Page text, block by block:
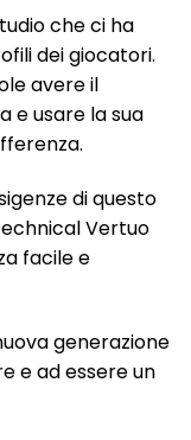
che ci ha
dei giocatori.
avere il
e usare la sua
di questo
Vertuo
facile e
generazione
e ad essere un